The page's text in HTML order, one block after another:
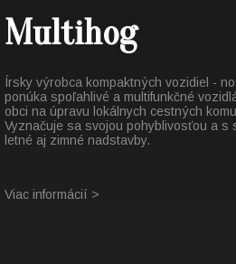
Multihog
Írsky výrobca kompaktných vozidiel -
ponúka spoľahlivé a multifunkčné
obci na úpravu lokálnych cestných
Vyznačuje sa svojou pohyblivosťou a
letné aj zimné nadstavby.
Viac informácií >